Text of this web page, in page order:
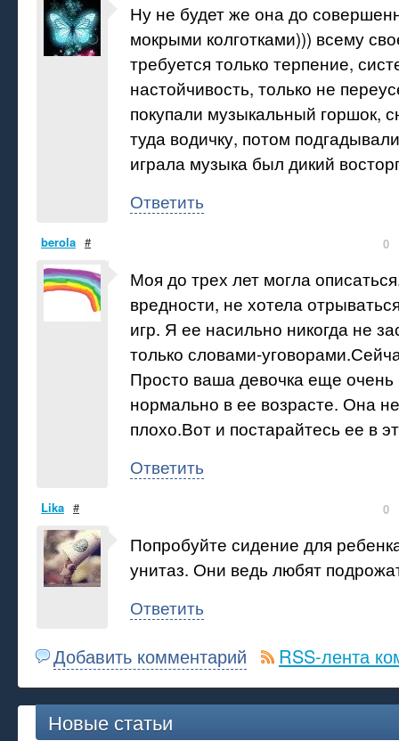
Ну не будет же она до
мокрыми колготками))) всему
требуется только терпение,
настойчивость, только не
покупали музыкальный горшок,
туда водичку, потом
играла музыка был дикий
Ответить
berola # 0
Моя до трех лет могла
вредности, не хотела
игр. Я ее насильно никогда не
только словами-
Просто ваша девочка еще очень
нормально в ее возрасте. Она
плохо.Вот и постарайтесь ее в
Ответить
Lika # 0
Попробуйте сидение для
унитаз. Они ведь любят
Ответить
Добавить комментарий RSS-лента
Новые статьи